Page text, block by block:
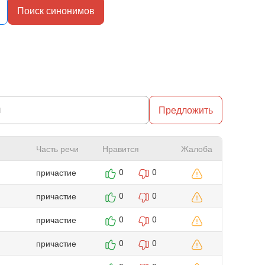
Поиск синонимов
Предложить
Часть речи Нравится
Жалоба
причастие
0 0
причастие 0 0
причастие 0 0
причастие 0 0